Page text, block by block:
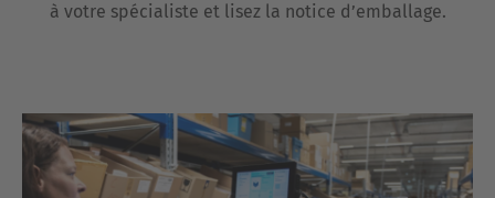
à votre spécialiste et lisez la notice d’emballage.